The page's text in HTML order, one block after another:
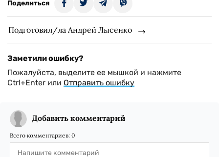
Поделиться
Подготовил/ла Андрей Лысенко
Заметили ошибку?
Пожалуйста, выделите ее мышкой и нажмите
Ctrl+Enter или Отправить ошибку
Добавить комментарий
Всего комментариев: 0